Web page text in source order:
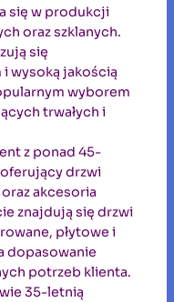
się w produkcji
oraz szklanych.
się
wysoką jakością
wyborem
trwałych i
z ponad 45-
drzwi
akcesoria
znajdują się drzwi
płytowe i
dopasowanie
potrzeb klienta.
35-letnią